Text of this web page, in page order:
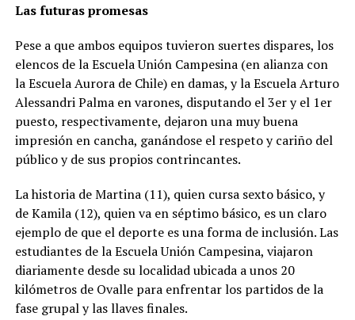
Las futuras promesas
Pese a que ambos equipos tuvieron suertes dispares, los
elencos de la Escuela Unión Campesina (en alianza con
la Escuela Aurora de Chile) en damas, y la Escuela Arturo
Alessandri Palma en varones, disputando el 3er y el 1er
puesto, respectivamente, dejaron una muy buena
impresión en cancha, ganándose el respeto y cariño del
público y de sus propios contrincantes.
La historia de Martina (11), quien cursa sexto básico, y
de Kamila (12), quien va en séptimo básico, es un claro
ejemplo de que el deporte es una forma de inclusión. Las
estudiantes de la Escuela Unión Campesina, viajaron
diariamente desde su localidad ubicada a unos 20
kilómetros de Ovalle para enfrentar los partidos de la
fase grupal y las llaves finales.